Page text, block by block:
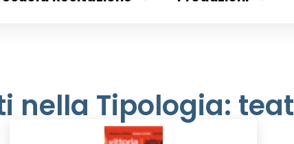
nella Tipologia: